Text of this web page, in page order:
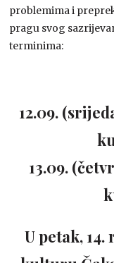
problemima i
pragu svog
terminima:
12.09.
13.09.
U petak, 14.